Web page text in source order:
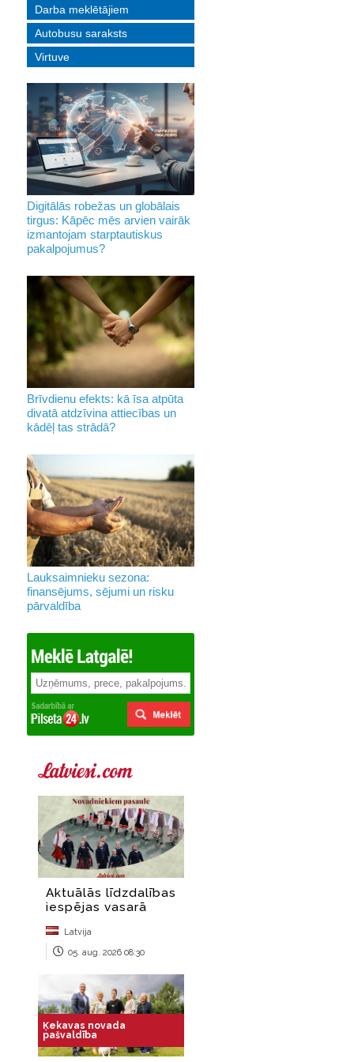
Darba meklētājiem
Autobusu saraksts
Virtuve
Digitālās robežas un globālais
tirgus: Kāpēc mēs arvien vairāk
izmantojam starptautiskus
pakalpojumus?
Brīvdienu efekts: kā īsa atpūta
divatā atdzīvina attiecības un
kādēļ tas strādā?
Lauksaimnieku sezona:
finansējums, sējumi un risku
pārvaldība